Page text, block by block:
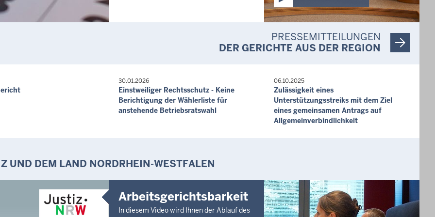
Quelle: © PantherMedia / Monkeybusiness Images
Quelle: Oliver Bieber
Quelle: © PantherMedia / Werner Heiber
Lebenshilfe für Menschen mit geistiger Behinderung
Bremen e.V., Stefan Albers, Atelier Fleetinsel, 2013
Quelle: © PantherMedia / imaginative
Quelle: © panthermedia.net/ Arne Trautmann
Quelle: © PantherMedia / serezniy
PRESSEMITTEILUNGEN
DER GERICHTE AUS DER REGION
30.01.2026
Einstweiliger Rechtsschutz - Keine
Berichtigung der Wählerliste für
anstehende Betriebsratswahl
06.10.2025
Zulässigkeit eines
Unterstützungsstreiks mit dem Ziel
eines gemeinsamen Antrags auf
Allgemeinverbindlichkeit
UND DEM LAND NORDRHEIN-WESTFALEN
Arbeitsgerichtsbarkeit
In diesem Video wird Ihnen der Ablauf des